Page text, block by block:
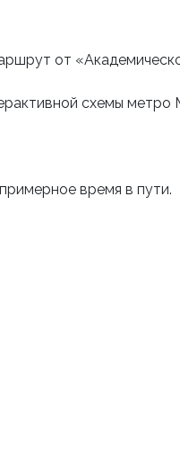
от
схемы метро
время в пути.